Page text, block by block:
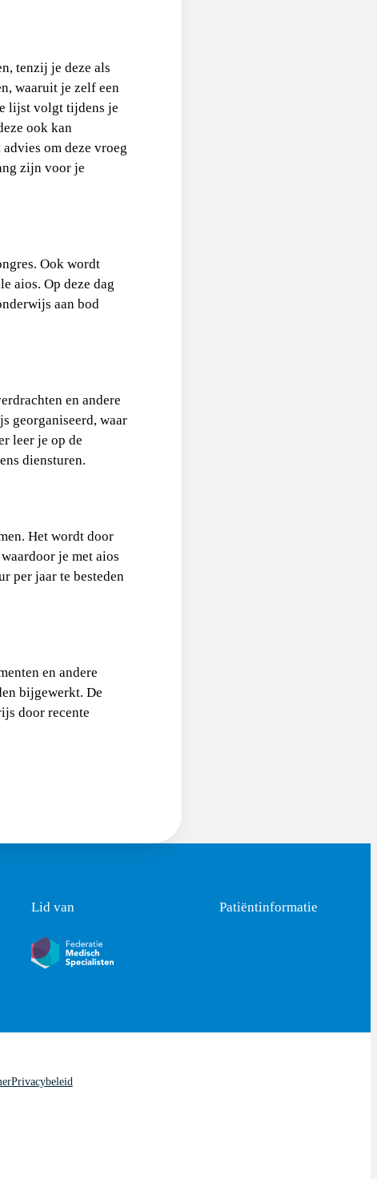
tenzij je deze als
waaruit je zelf een
lijst volgt tijdens je
ook kan
om deze vroeg
zijn voor je
Ook wordt
aios. Op deze dag
aan bod
en andere
georganiseerd, waar
leer je op de
diensturen.
Het wordt door
je met aios
per jaar te besteden
en andere
bijgewerkt. De
door recente
Lid van Patiëntinformatie
Privacybeleid